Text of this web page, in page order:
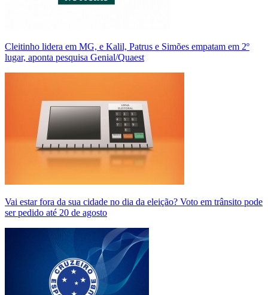
Cleitinho lidera em MG, e Kalil, Patrus e Simões empatam em 2º
lugar, aponta pesquisa Genial/Quaest
Vai estar fora da sua cidade no dia da eleição? Voto em trânsito pode
ser pedido até 20 de agosto